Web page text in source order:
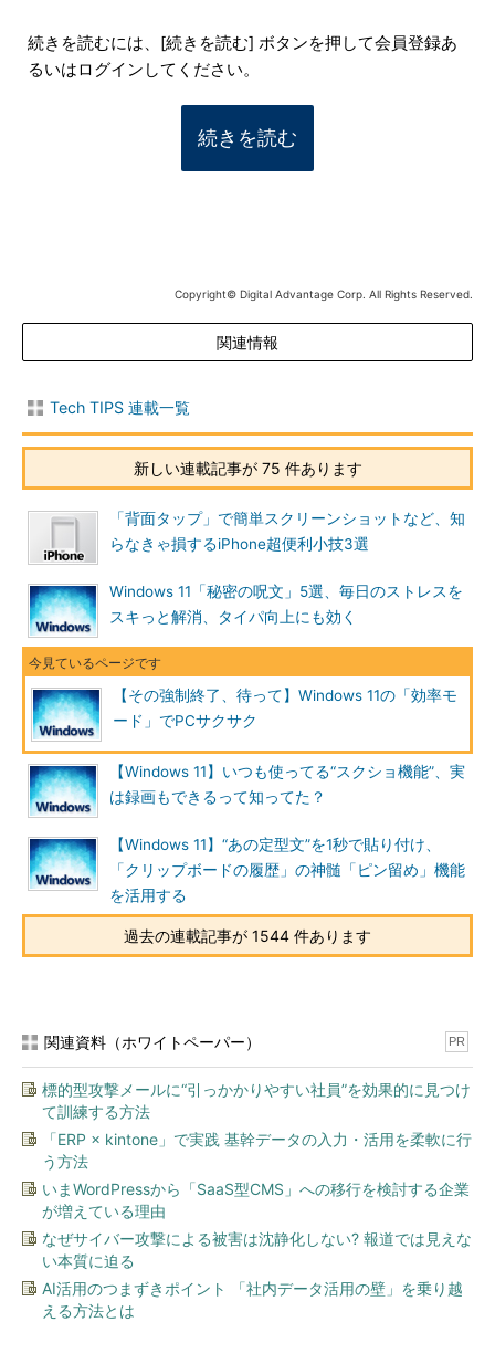
続きを読むには、[続きを読む] ボタンを押して会員登録あ
るいはログインしてください。
続きを読む
Copyright© Digital Advantage Corp. All Rights Reserved.
関連情報
Tech TIPS 連載一覧
新しい連載記事が 75 件あります
「背面タップ」で簡単スクリーンショットなど、知
らなきゃ損するiPhone超便利小技3選
Windows 11「秘密の呪文」5選、毎日のストレスを
スキっと解消、タイパ向上にも効く
【その強制終了、待って】Windows 11の「効率モ
ード」でPCサクサク
【Windows 11】いつも使ってる“スクショ機能”、実
は録画もできるって知ってた？
【Windows 11】“あの定型文”を1秒で貼り付け、
「クリップボードの履歴」の神髄「ピン留め」機能
を活用する
過去の連載記事が 1544 件あります
関連資料（ホワイトペーパー） PR
標的型攻撃メールに“引っかかりやすい社員”を効果的に見つけ
て訓練する方法
「ERP × kintone」で実践 基幹データの入力・活用を柔軟に行
う方法
いまWordPressから「SaaS型CMS」への移行を検討する企業
が増えている理由
なぜサイバー攻撃による被害は沈静化しない? 報道では見えな
い本質に迫る
AI活用のつまずきポイント 「社内データ活用の壁」を乗り越
える方法とは